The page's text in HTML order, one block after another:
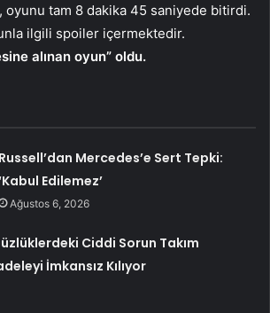
oyunu tam 8 dakika 45 saniyede bitirdi.
ilgili spoiler içermektedir.
alınan oyun” oldu.
Russell’dan Mercedes’e Sert Tepki:
Edilemez’
Ağustos 6, 2026
Ciddi Sorun Takım
İmkansız Kılıyor